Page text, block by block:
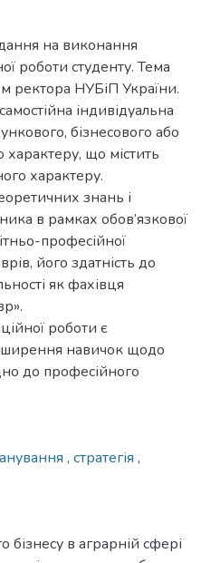
на виконання
роботи студенту. Тема
ректора НУБіП України.
індивідуальна
бізнесового або
характеру, що містить
характеру.
знань і
в рамках обов’язкової
професійної
його здатність до
як фахівця
роботи є
навичок щодо
до професійного
, стратегія ,
бізнесу в аграрній сфері